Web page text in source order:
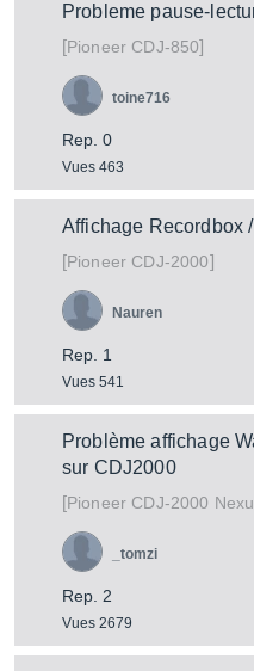
Probleme pause-
[Pioneer CDJ-850]
Rep. 0
Vues 463
toine716
Affichage Recordbox
[Pioneer CDJ-2000]
Rep. 1
Vues 541
Nauren
Problème affichage
sur CDJ2000
[Pioneer CDJ-2000
Rep. 2
Vues 2679
_tomzi